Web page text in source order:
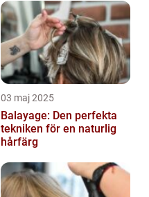
03 maj 2025
Balayage: Den perfekta
tekniken för en naturlig
hårfärg